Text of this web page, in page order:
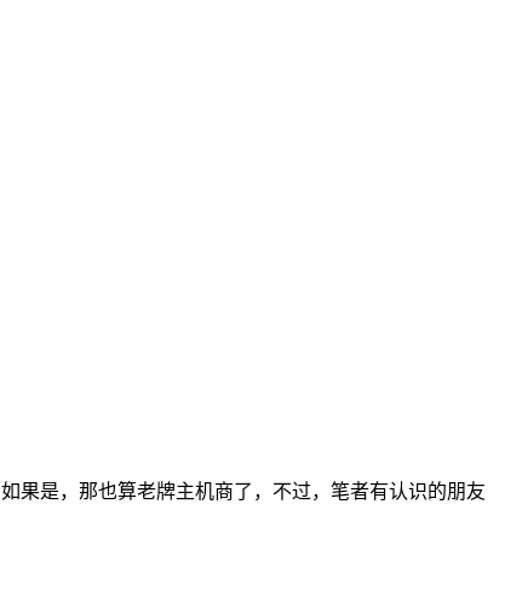
果是，那也算老牌主机商了，不过，笔者有认识的朋友